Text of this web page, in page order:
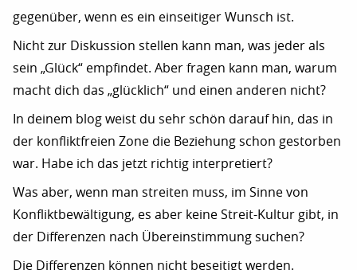
gegenüber, wenn es ein einseitiger Wunsch ist.
Nicht zur Diskussion stellen kann man, was jeder als
sein „Glück“ empfindet. Aber fragen kann man, warum
macht dich das „glücklich“ und einen anderen nicht?
In deinem blog weist du sehr schön darauf hin, das in
der konfliktfreien Zone die Beziehung schon gestorben
war. Habe ich das jetzt richtig interpretiert?
Was aber, wenn man streiten muss, im Sinne von
Konfliktbewältigung, es aber keine Streit-Kultur gibt, in
der Differenzen nach Übereinstimmung suchen?
Die Differenzen können nicht beseitigt werden.